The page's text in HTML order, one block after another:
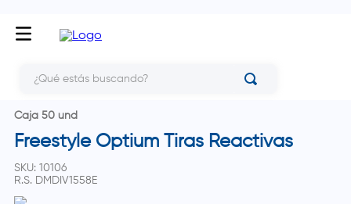
Caja 50 und
Freestyle Optium Tiras Reactivas
SKU: 10106
R.S. DMDIV1558E